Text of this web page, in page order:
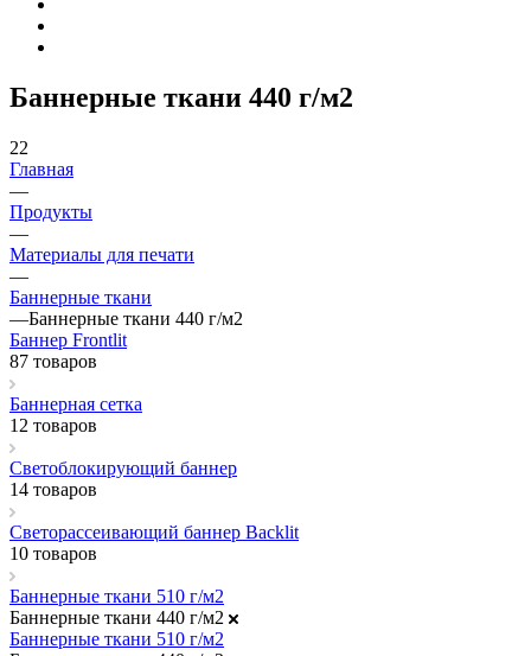
Баннерные ткани 440 г/м2
22
Главная
—
Продукты
—
Материалы для печати
—
Баннерные ткани
—Баннерные ткани 440 г/м2
Баннер Frontlit
87 товаров
Баннерная сетка
12 товаров
Светоблокирующий баннер
14 товаров
Светорассеивающий баннер Backlit
10 товаров
Баннерные ткани 510 г/м2
Баннерные ткани 440 г/м2
Баннерные ткани 510 г/м2